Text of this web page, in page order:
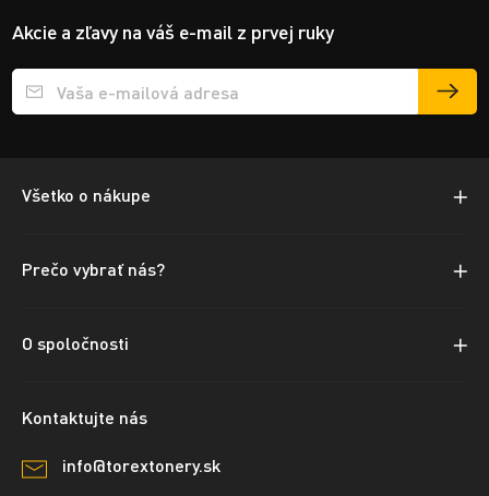
Akcie a zľavy na váš e-mail z prvej ruky
Přihlášení e-mailu k odběru
Všetko o nákupe
Prečo vybrať nás?
O spoločnosti
Kontaktujte nás
info@torextonery.sk